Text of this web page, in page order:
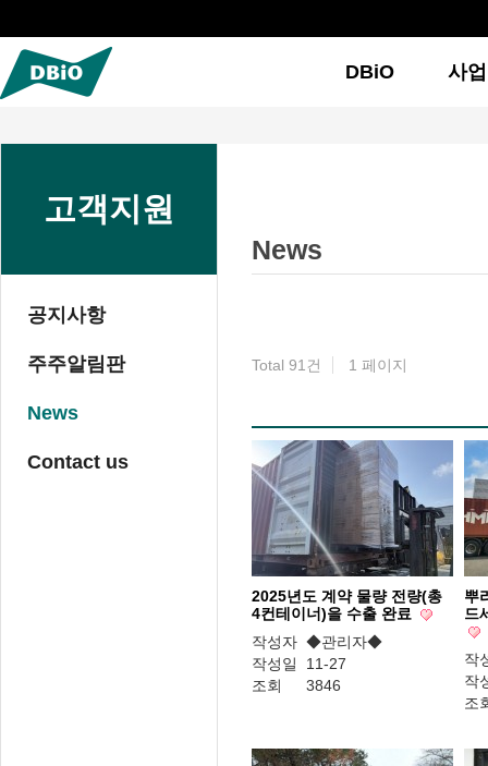
DBiO 사
고객지원
공지사항
주주알림판
News
Contact us
News
Total 91건 1 페이지
이미지 목록
2025년도 계약 물량 전량(총
4컨테이너)을 수출 완료
작성자 ◆관리자◆
작성일
11-27
조회
3846
뿌
드
작
작
조